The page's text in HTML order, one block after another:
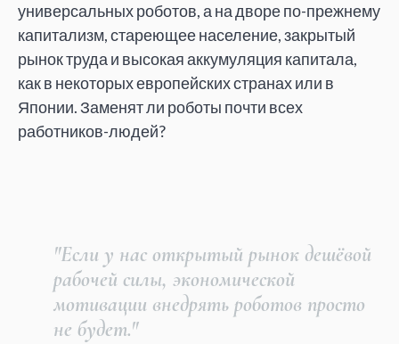
универсальных роботов, а на дворе по-прежнему
капитализм, стареющее население, закрытый
рынок труда и высокая аккумуляция капитала,
как в некоторых европейских странах или в
Японии. Заменят ли роботы почти всех
работников-людей?
"Если у нас открытый рынок дешёвой
рабочей силы, экономической
мотивации внедрять роботов просто
не будет."